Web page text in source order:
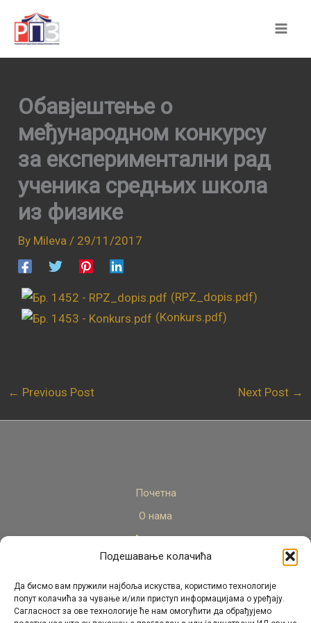
Подешавање колачића
Да бисмо вам пружили најбоља искуства, користимо технологије
попут колачића за чување и/или приступ информацијама о уређају.
Сагласност за ове технологије ће нам омогућити да обрађујемо
content
Обавјештење о
међународном конкурсу
за експериментални рад
ученика средњих школа
из физике
By Mileva / 29/11/2017
(RPZ_dopis.pdf)
(Konkurs.pdf)
← Previous Post Next Post →
Почетна
О нама
Актуелно
Стручни кадар
Пројекти
Архива